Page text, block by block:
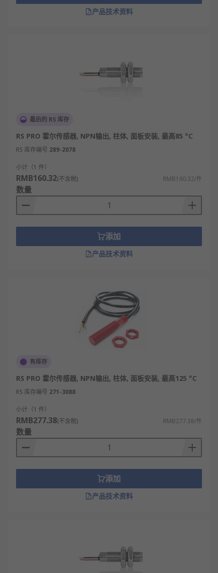
产品技术资料
最后的 RS 库存
RS PRO 霍尔传感器, NPN输出, 柱体, 面板安装, 最高85 °C
RS 库存编号 289-2078
小计（1 件）
RMB160.32(不含税) RMB160.32/件
数量
添加
产品技术资料
有库存
RS PRO 霍尔传感器, NPN输出, 柱体, 面板安装, 最高125 °C
RS 库存编号 271-3088
小计（1 件）
RMB277.38(不含税) RMB277.38/件
数量
添加
产品技术资料